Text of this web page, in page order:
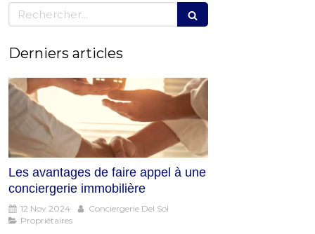
Rechercher
Derniers articles
Les avantages de faire appel à une
conciergerie immobilière
12 Nov 2024
Conciergerie Del Sol
Propriétaires